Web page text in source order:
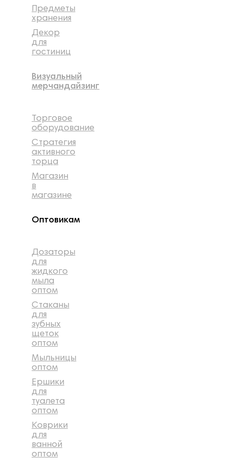
Предметы
хранения
Декор
для
гостиниц
Визуальный
мерчандайзинг
Торговое
оборудование
Стратегия
активного
торца
Магазин
в
магазине
Оптовикам
Дозаторы
для
жидкого
мыла
оптом
Стаканы
для
зубных
щеток
оптом
Мыльницы
оптом
Ершики
для
туалета
оптом
Коврики
для
ванной
оптом